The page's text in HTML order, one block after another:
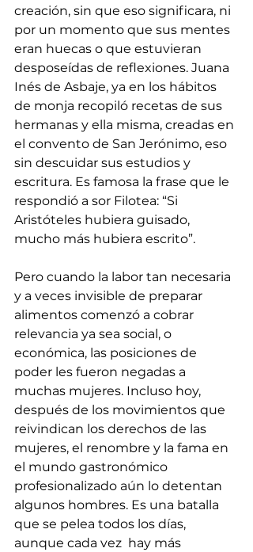
creación, sin que eso significara, ni
por un momento que sus mentes
eran huecas o que estuvieran
desposeídas de reflexiones. Juana
Inés de Asbaje, ya en los hábitos
de monja recopiló recetas de sus
hermanas y ella misma, creadas en
el convento de San Jerónimo, eso
sin descuidar sus estudios y
escritura. Es famosa la frase que le
respondió a sor Filotea: “Si
Aristóteles hubiera guisado,
mucho más hubiera escrito”.
Pero cuando la labor tan necesaria
y a veces invisible de preparar
alimentos comenzó a cobrar
relevancia ya sea social, o
económica, las posiciones de
poder les fueron negadas a
muchas mujeres. Incluso hoy,
después de los movimientos que
reivindican los derechos de las
mujeres, el renombre y la fama en
el mundo gastronómico
profesionalizado aún lo detentan
algunos hombres. Es una batalla
que se pelea todos los días,
aunque cada vez  hay más